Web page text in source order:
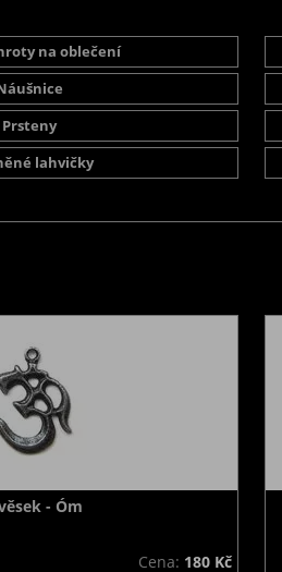
na oblečení
Prsteny
lahvičky
- Óm
Cena: 180 Kč